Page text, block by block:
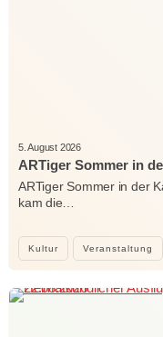
Kultur Veranstaltung
5. August 2026
ARTiger Sommer in
ARTiger Sommer in der
kam die…